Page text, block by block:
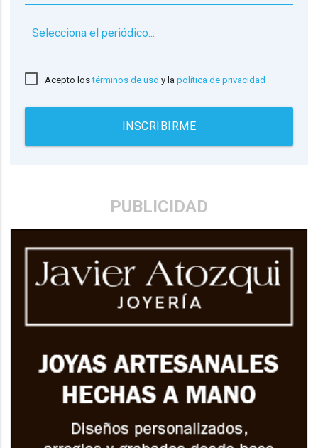
Acepto lostérminos de uso y lapolítica de privacidad
INSCRIBIRME
PUBLICIDAD